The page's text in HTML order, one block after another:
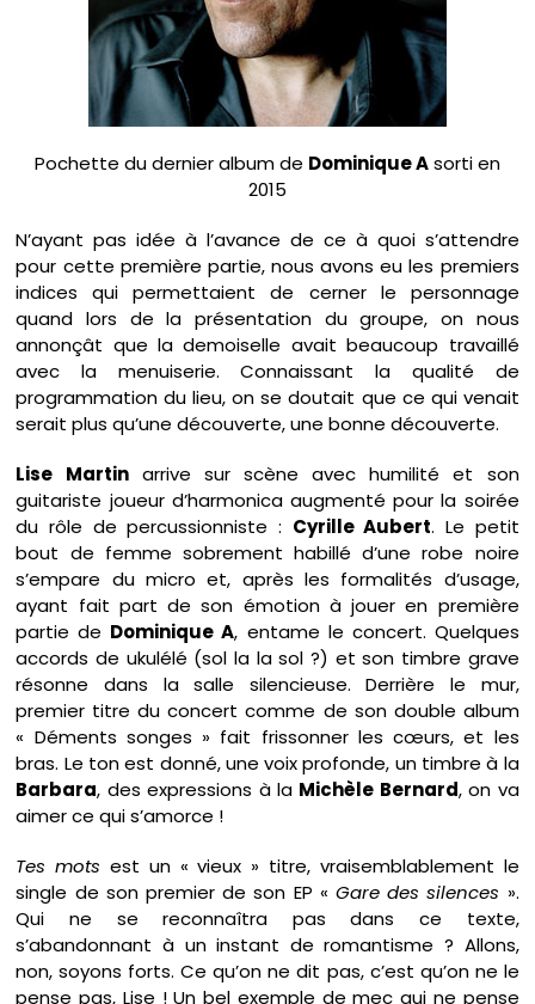
Pochette du dernier album de Dominique Asorti en
2015
N’ayant pas idée à l’avance de ce à quoi s’attendre
pour cette première partie, nous avons eu les premiers
indices qui permettaient de cerner le personnage
quand lors de la présentation du groupe, on nous
annonçât que la demoiselle avait beaucoup travaillé
avec la menuiserie. Connaissant la qualité de
programmation du lieu, on se doutait que ce qui venait
serait plus qu’une découverte, une bonne découverte.
Lise Martinarrive sur scène avec humilité et son
guitariste joueur d’harmonica augmenté pour la soirée
du rôle de percussionniste : Cyrille Aubert. Le petit
bout de femme sobrement habillé d’une robe noire
s’empare du micro et, après les formalités d’usage,
ayant fait part de son émotion à jouer en première
partie de Dominique A, entame le concert. Quelques
accords de ukulélé (sol la la sol ?) et son timbre grave
résonne dans la salle silencieuse. Derrière le mur,
premier titre du concert comme de son double album
« Déments songes » fait frissonner les cœurs, et les
bras. Le ton est donné, une voix profonde, un timbre à la
Barbara, des expressions à la Michèle Bernard, on va
aimer ce qui s’amorce !
Tes mots est un « vieux » titre, vraisemblablement le
single de son premier de son EP « Gare des silences ».
Qui ne se reconnaîtra pas dans ce texte,
s’abandonnant à un instant de romantisme ? Allons,
non, soyons forts. Ce qu’on ne dit pas, c’est qu’on ne le
pense pas, Lise ! Un bel exemple de mec qui ne pense